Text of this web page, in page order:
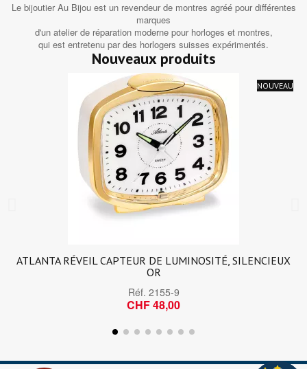
Le bijoutier Au Bijou est un revendeur de montres agréé pour différentes
marques
d'un atelier de réparation moderne pour horloges et montres,
qui est entretenu par des horlogers suisses expérimentés.
Nouveaux produits
NOUVEAU
ATLANTA RÉVEIL CAPTEUR DE LUMINOSITÉ, SILENCIEUX
OR
Réf. 2155-9
CHF 48,00